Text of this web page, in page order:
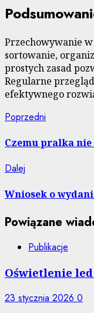
Przechowywanie
sortowanie,
prostych zasad
Regularne
efektywnego
Nawigacja
wpisu
Poprzedni
Czemu pralka
Dalej
Wniosek o
Powiązane
Publikacje
Oświetlenie
23 stycznia 2026 0